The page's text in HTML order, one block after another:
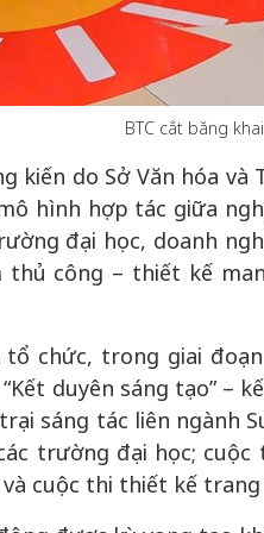
BTC cắt băng
kiến do Sở Văn hóa
hình hợp tác giữa
đại học, doanh
thủ công – thiết kế
tổ chức, trong giai
duyên sáng tạo” –
sáng tác liên ngành
trường đại học;
và cuộc thi thiết kế trang
Khơi
văn hóa,
thế kiến
kiến
mạo mới
50 năm
nhập
nguồn nội
định
tạo | Kỳ